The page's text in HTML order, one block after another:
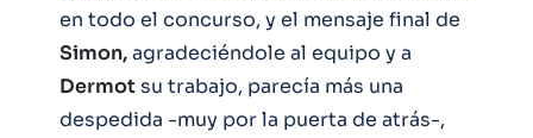
en todo el concurso, y el mensaje final de
Simon,agradeciéndole al equipo y a
Dermotsu trabajo, parecía más una
despedida -muy por la puerta de atrás-,